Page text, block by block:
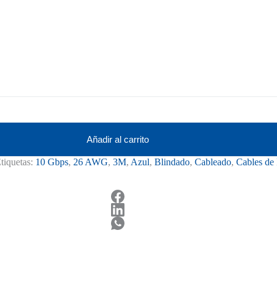
Añadir al carrito
10 Gbps, 26 AWG, 3M, Azul, Blindado, Cableado, Cables de